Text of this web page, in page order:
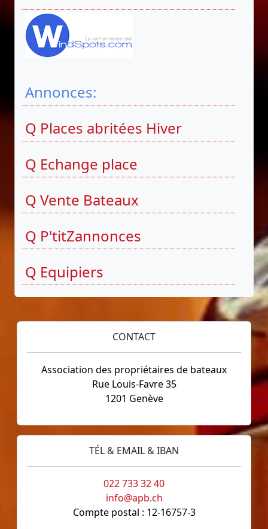
Annonces:
Q Places abritées Hiver
Q Echange place
Q Vente Bateaux
Q P'titZannonces
Q Equipiers
CONTACT
Association des propriétaires de bateaux
Rue Louis-Favre 35
1201 Genève
TÉL & EMAIL & IBAN
022 733 32 40
info@apb.ch
Compte postal : 12-16757-3